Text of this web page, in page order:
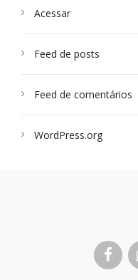
Acessar
Feed de posts
Feed de comentários
WordPress.org